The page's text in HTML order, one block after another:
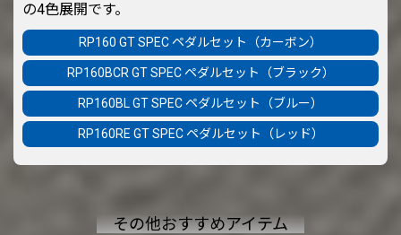
の4色展開です。
RP160 GT SPEC ペダルセット（カーボン）
RP160BCR GT SPEC ペダルセット（ブラック）
RP160BL GT SPEC ペダルセット（ブルー）
RP160RE GT SPEC ペダルセット（レッド）
その他おすすめアイテム